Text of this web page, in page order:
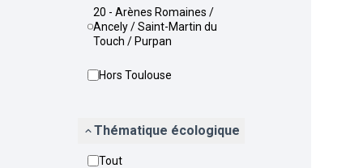
20 - Arènes Romaines /
Ancely / Saint-Martin du
Touch / Purpan
Hors Toulouse
Thématique écologique
Tout